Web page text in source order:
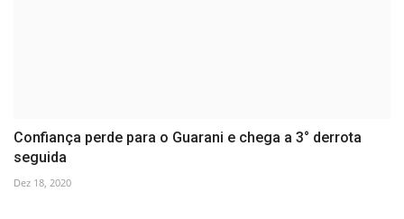
Confiança perde para o Guarani e chega a 3° derrota
seguida
Dez 18, 2020